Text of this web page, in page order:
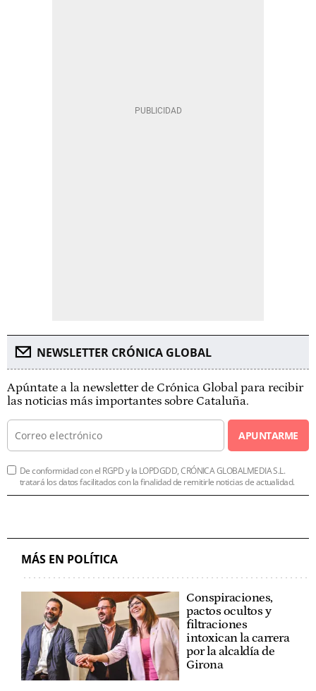
NEWSLETTER CRÓNICA GLOBAL
Apúntate a la newsletter de Crónica Global para recibir
las noticias más importantes sobre Cataluña.
APUNTARME
De conformidad con el RGPD y la LOPDGDD, CRÓNICA GLOBALMEDIA S.L.
tratará los datos facilitados con la finalidad de remitirle noticias de actualidad.
MÁS EN POLÍTICA
Conspiraciones,
pactos ocultos y
filtraciones
intoxican la carrera
por la alcaldía de
Girona